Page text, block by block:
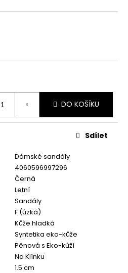
DO KOŠÍKU
Dámské sandály
4060596997296
Černá
Letní
Sandály
F (úzká)
Kůže hladká
Syntetika eko-kůže
Pěnová s Eko-kůží
Na Klínku
1.5 cm
Sdílet